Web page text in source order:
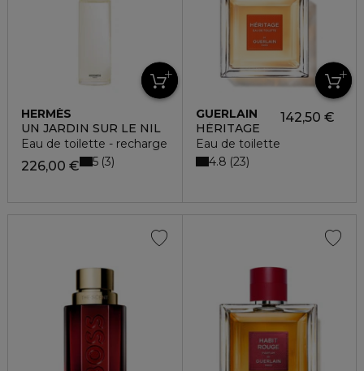
HERMÈS
UN JARDIN SUR LE NIL
Eau de toilette - recharge
226,00 € 5 3
GUERLAIN
HÉRITAGE
Eau de toilette
142,50 €
4.8 23